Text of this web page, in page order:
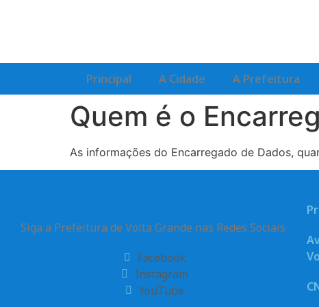
Principal A Cidade A Prefeitura
Quem é o
As informações do Encarregado de Dados,
Siga a Prefeitura de Volta Grande nas Redes Sociais
Facebook
Instagram
YouTube